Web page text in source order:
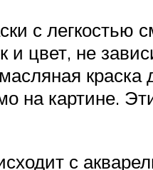
с
цвет, не
краска
на картине.
с